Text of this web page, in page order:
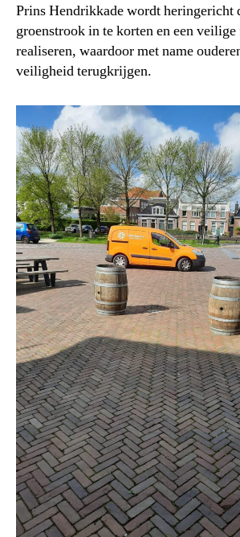
Prins Hendrikkade wordt heringericht
groenstrook in te korten en een veilige
realiseren, waardoor met name
veiligheid terugkrijgen.